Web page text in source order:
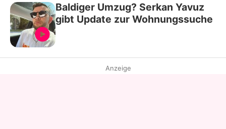
Baldiger Umzug? Serkan Yavuz
gibt Update zur Wohnungssuche
Anzeige